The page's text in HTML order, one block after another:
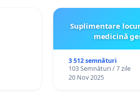
Suplimentare
medicină
3 512 semnături
103 Semnături / 7 zile
20 Nov 2025